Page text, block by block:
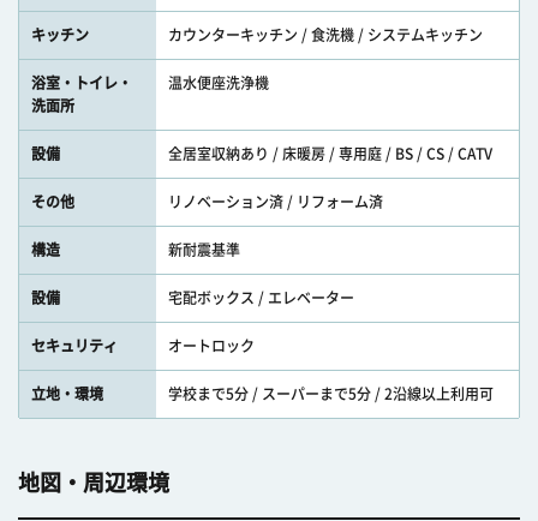
キッチン カウンターキッチン / 食洗機 / システムキッチン
浴室・トイレ・
洗面所
温水便座洗浄機
設備 全居室収納あり / 床暖房 / 専用庭 / BS / CS / CATV
その他 リノベーション済 / リフォーム済
構造 新耐震基準
設備 宅配ボックス / エレベーター
セキュリティ オートロック
立地・環境 学校まで5分 / スーパーまで5分 / 2沿線以上利用可
地図・周辺環境